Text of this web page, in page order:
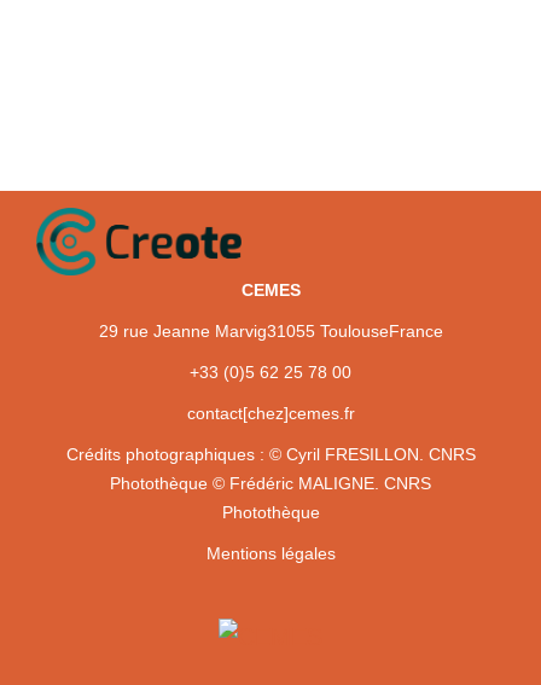
CEMES
29 rue Jeanne Marvig31055 ToulouseFrance
+33 (0)5 62 25 78 00
contact[chez]cemes.fr
Crédits photographiques : © Cyril FRESILLON. CNRS
Photothèque © Frédéric MALIGNE. CNRS
Photothèque
Mentions légales